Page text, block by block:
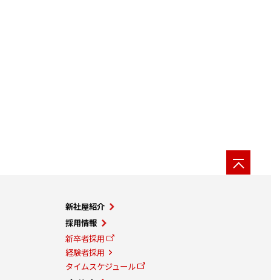
新社屋紹介
採用情報
新卒者採用
経験者採用
タイムスケジュール